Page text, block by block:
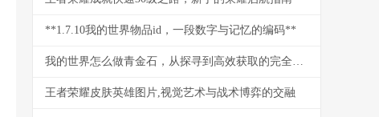
**1.7.10我的世界物品id，一段数字与记忆的编码**
我的世界怎么做青金石，从探寻到高效获取的完全指南，副标题，资深玩家的矿物哲学与实践
王者荣耀皮肤英雄图片,视觉艺术与战术博弈的交融